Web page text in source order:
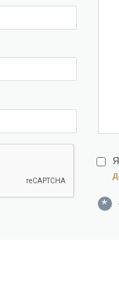
*